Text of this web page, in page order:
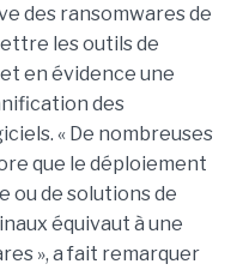
des ransomwares de
les outils de
en évidence une
des
« De nombreuses
que le déploiement
ou de solutions de
équivaut à une
», a fait remarquer